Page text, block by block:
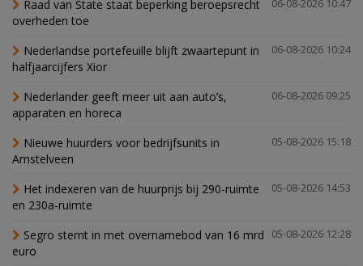
06-08-2026 10:47
Raad van State staat beperking beroepsrecht
overheden toe
06-08-2026 10:24
Nederlandse portefeuille blijft zwaartepunt in
halfjaarcijfers Xior
06-08-2026 09:25
Nederlander geeft meer uit aan auto’s,
apparaten en horeca
05-08-2026 15:18
Nieuwe huurders voor bedrijfsunits in
Amstelveen
05-08-2026 14:53
Het indexeren van de huurprijs bij 290-ruimte
en 230a-ruimte
05-08-2026 12:28
Segro stemt in met overnamebod van 16 mrd
euro